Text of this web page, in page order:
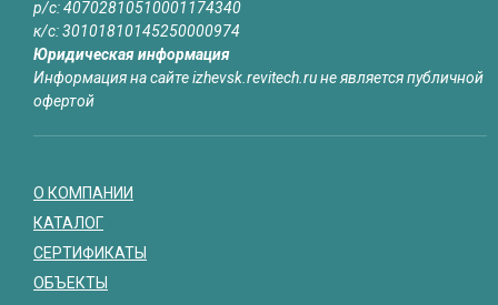
р/с: 40702810510001174340
к/с: 30101810145250000974
Юридическая информация
Информация на сайте izhevsk.revitech.ru не является публичной
офертой
О КОМПАНИИ
КАТАЛОГ
СЕРТИФИКАТЫ
ОБЪЕКТЫ